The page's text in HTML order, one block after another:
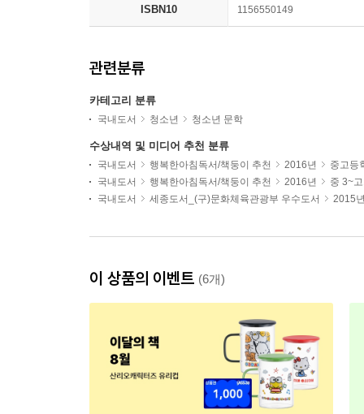
ISBN10 1156550149
관련분류
카테고리 분류
국내도서 청소년 청소년 문학
수상내역 및 미디어 추천 분류
국내도서 행복한아침독서/책둥이 추천 2016년
중고등
국내도서
행복한아침독서/책둥이 추천 2016년
중 3~
국내도서
세종도서_(구)문화체육관광부 우수도서 2015
이 상품의 이벤트 (6개)